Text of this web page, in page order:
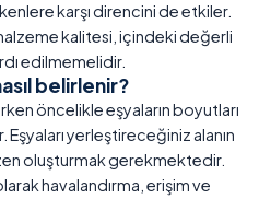
karşı direncini de etkiler.
kalitesi, içindeki değerli
edilmemelidir.
belirlenir?
öncelikle eşyaların boyutları
Eşyaları yerleştireceğiniz alanın
oluşturmak gerekmektedir.
havalandırma, erişim ve